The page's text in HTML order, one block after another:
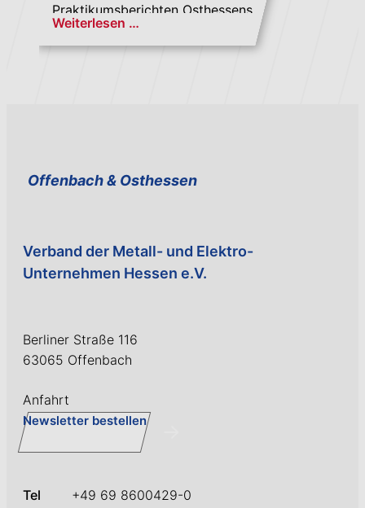
Praktikumsberichten Osthessens
in der Stadtbibliothek des
Hanauer Kulturforums...
Weiterlesen …
Offenbach & Ost­hessen
Verband der Metall- und Elektro-
Unternehmen Hessen e.V.
Berliner Straße 116
63065 Offenbach
Anfahrt
Newsletter bestellen
Tel
+49 69 8600429-0